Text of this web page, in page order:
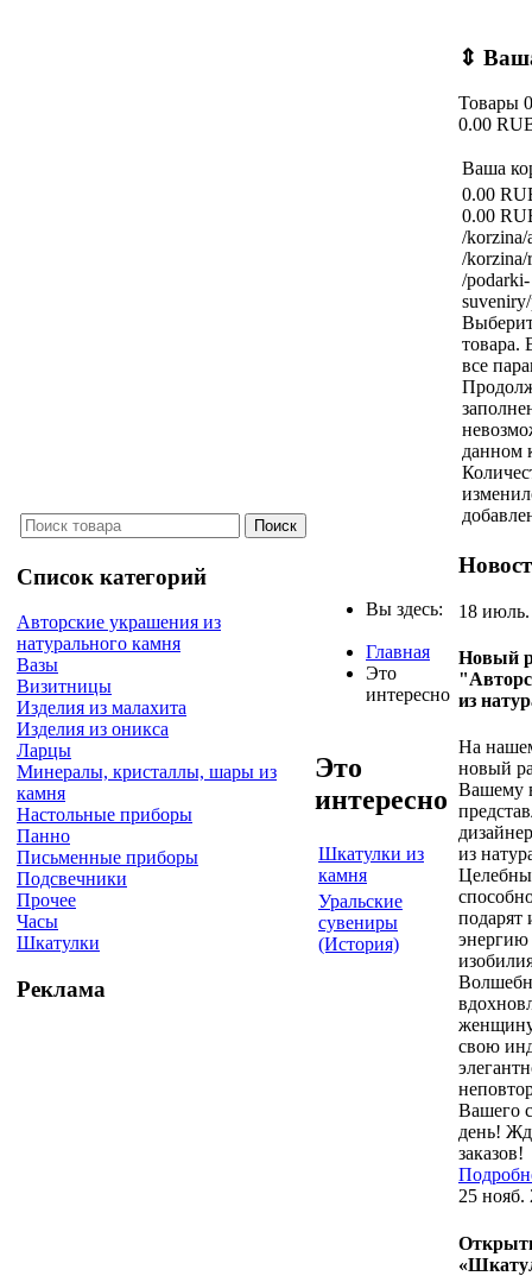
Список категорий
Авторские украшения из
натурального камня
Вазы
Визитницы
Изделия из малахита
Изделия из оникса
Ларцы
Минералы, кристаллы, шары из
камня
Настольные приборы
Панно
Письменные приборы
Подсвечники
Прочее
Часы
Шкатулки
Реклама
Вы здесь:
Главная
Это
интересно
Это
интересно
Шкатулки из
камня
Уральские
сувениры
(История)
⇕
Товары
0.00
Ваша
0.00
0.00
/korzina/
/korzina/
/podarki-
товара.
все
данном
18
Новый
из
На
новый
Вашему
из
подарят
свою
Вашего
день!
заказов!
25 нояб.